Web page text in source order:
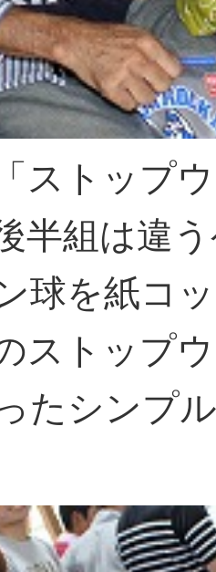
ストップ
半組は違
球を紙コ
ストップ
たシンプ